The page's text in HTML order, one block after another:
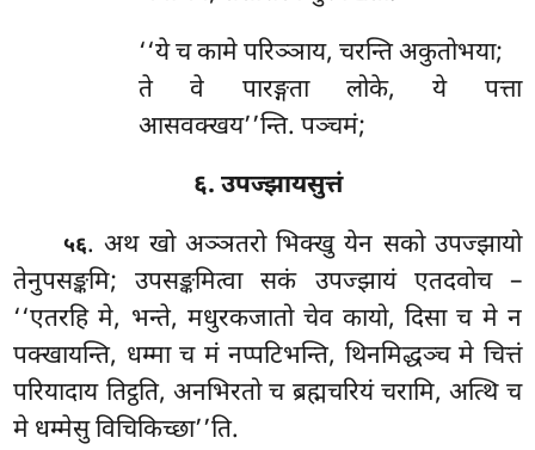
‘‘येच कामे परिञ्ञाय, चरन्ति अकुतोभया;
ते वे पारङ्गता लोके, ये पत्ता
आसवक्खय’’न्ति. पञ्चमं;
६. उपज्झायसुत्तं
५६. अथ खो अञ्ञतरो भिक्खु येन सको उपज्झायो
तेनुपसङ्कमि; उपसङ्कमित्वा सकं उपज्झायं एतदवोच –
‘‘एतरहि मे, भन्ते, मधुरकजातो चेव कायो, दिसा च मे न
पक्खायन्ति, धम्मा च मं नप्पटिभन्ति, थिनमिद्धञ्च मे चित्तं
परियादाय तिट्ठति, अनभिरतो च ब्रह्मचरियं चरामि, अत्थि च
मे धम्मेसु विचिकिच्छा’’ति.